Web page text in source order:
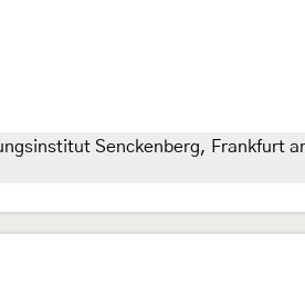
Senckenberg, Frankfurt